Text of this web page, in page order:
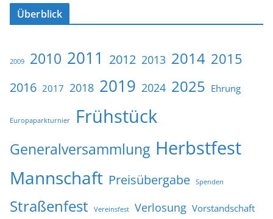
Überblick
2009 2010 2011 2012 2013 2014 2015
2016 2017 2018 2019 2024 2025 Ehrung
Europaparkturnier Frühstück
Generalversammlung Herbstfest
Mannschaft Preisübergabe Spenden
Straßenfest Vereinsfest Verlosung Vorstandschaft